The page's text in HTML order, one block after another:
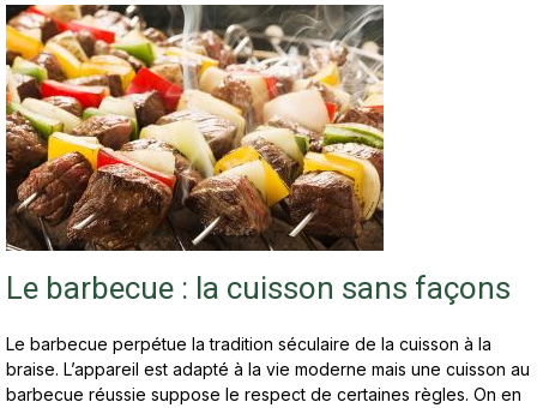
Le barbecue : la cuisson sans façons
Le barbecue perpétue la tradition séculaire de la cuisson à la
braise. L’appareil est adapté à la vie moderne mais une cuisson au
barbecue réussie suppose le respect de certaines règles. On en